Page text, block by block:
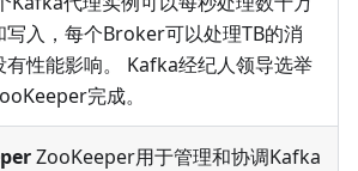
写入，每个Broker可以处理TB的消
有性能影响。 Kafka经纪人领导选举
完成。
ZooKeeper用于管理和协调Kafka